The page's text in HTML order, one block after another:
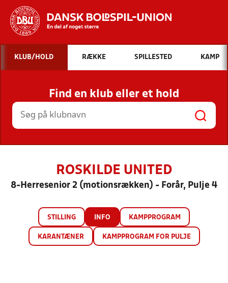
Hvad vil du søge efter?
INDHOLD OG NYHEDER
STILLINGER, RESULTATER, KLUBBER OG
HOLD
KLUB/HOLD RÆKKE SPILLESTED KAMP
Find en klub eller et hold
ROSKILDE UNITED
8-Herresenior 2 (motionsrækken) - Forår, Pulje 4
STILLING INFO KAMPPROGRAM
KARANTÆNER KAMPPROGRAM FOR PULJE